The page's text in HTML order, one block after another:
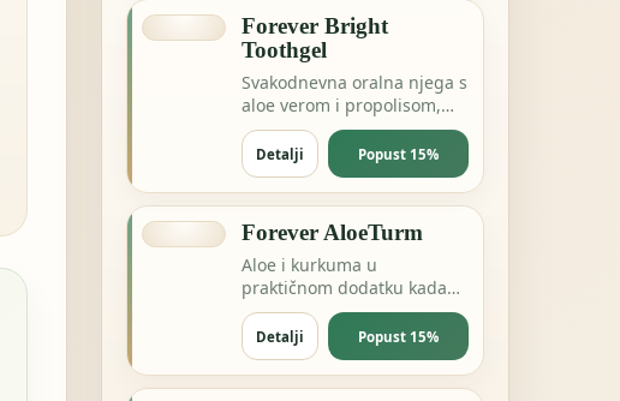
Forever Bright
Toothgel
Svakodnevna oralna njega s
aloe verom i propolisom,
bez nepotrebnog
kompliciranja.
Detalji Popust 15%
Forever AloeTurm
Aloe i kurkuma u
praktičnom dodatku kada
želiš podršku probavi,
zglobovima ili dnevnoj
ravnoteži.
Detalji Popust 15%